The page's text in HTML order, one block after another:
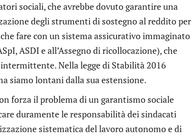
sociali, che avrebbe dovuto garantire una
degli strumenti di sostegno al reddito per
fare con un sistema assicurativo immaginato
ASDI e all’Assegno di ricollocazione), che
Nella legge di Stabilità 2016
siamo lontani dalla sua estensione.
forza il problema di un garantismo sociale
duramente le responsabilità dei sindacati
sistematica del lavoro autonomo e di